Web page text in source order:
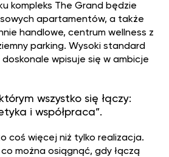
kompleks The Grand będzie
apartamentów, a także
handlowe, centrum wellness z
parking. Wysoki standard
wpisuje się w ambicje
wszystko się łączy:
i współpraca”.
coś więcej niż tylko realizacja.
można osiągnąć, gdy łączą